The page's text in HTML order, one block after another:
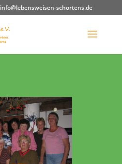
info@lebensweisen-schortens.de